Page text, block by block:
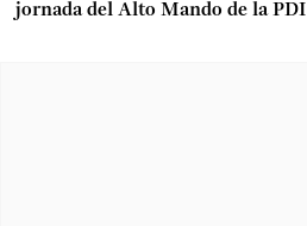
jornada del Alto Mando de la PDI